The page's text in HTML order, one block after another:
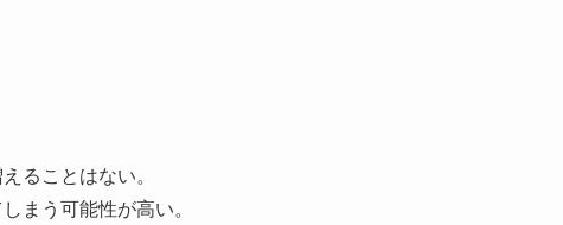
ることはない。
まう可能性が高い。